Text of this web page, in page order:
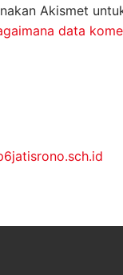
Akismet
data